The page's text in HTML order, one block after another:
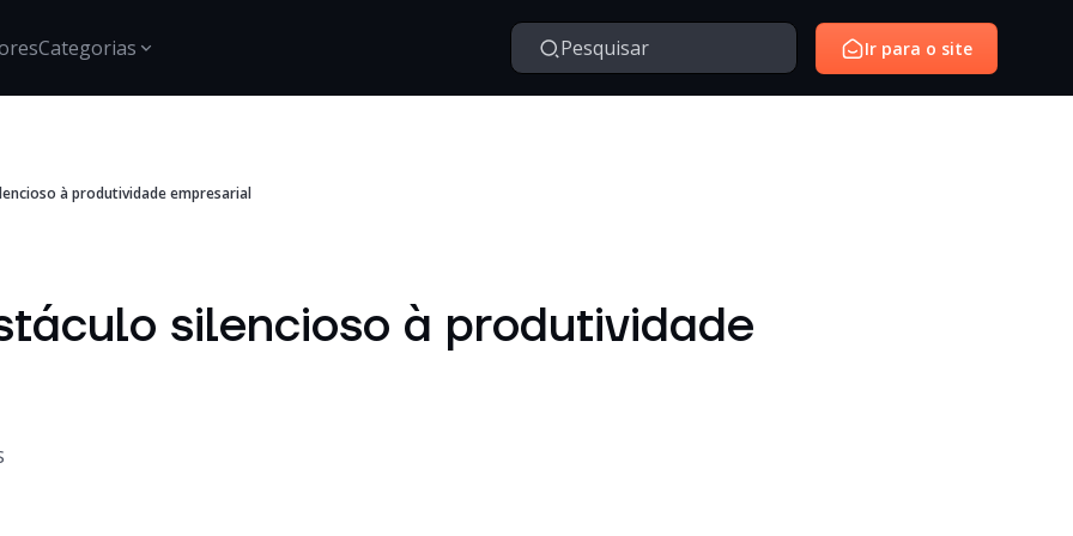
Categorias
Segurança
Estratégias para proteção de dados, gestão de acessos e
inovação e transformação digital no mercado
corporativo.
ambientes corporativos.
Ir para o site
à produtividade empresarial
silencioso à produtividade